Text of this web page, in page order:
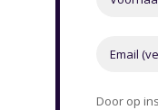
Door op